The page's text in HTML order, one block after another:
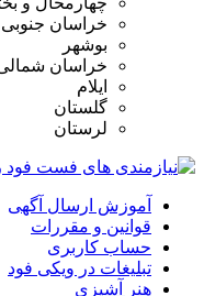
خراسان جنوبی
بوشهر
خراسان
ایلام
گلستان
لرستان
آموزش ارسال آگهی
قوانین و مقررات
حساب کاربری
تبلیغات در ویکی فود
هنر آشپزی